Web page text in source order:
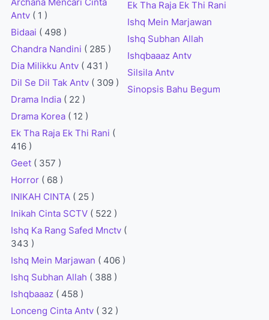
Antv ( 1 )
Bidaai ( 498 )
Chandra Nandini ( 285 )
Dia Milikku Antv ( 431 )
Dil Se Dil Tak Antv ( 309 )
Drama India ( 22 )
Drama Korea ( 12 )
Ek Tha Raja Ek Thi Rani (
416 )
Geet ( 357 )
Horror ( 68 )
INIKAH CINTA ( 25 )
Inikah Cinta SCTV ( 522 )
Ishq Ka Rang Safed Mnctv (
343 )
Ishq Mein Marjawan ( 406 )
Ishq Subhan Allah ( 388 )
Ishqbaaaz ( 458 )
Lonceng Cinta Antv ( 32 )
Ek Tha Raja Ek Thi Rani
Ishq Mein Marjawan
Ishq Subhan Allah
Ishqbaaaz Antv
Silsila Antv
Sinopsis Bahu Begum